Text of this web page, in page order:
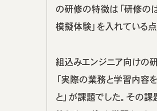
の研修の特徴は「研修の
模擬体験」を入れている点
組込みエンジニア向けの
「実際の業務と学習内容
と」が課題でした。その課